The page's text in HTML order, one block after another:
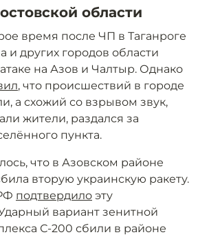
области
время после ЧП в Таганроге
и других городов области
на Азов и Чалтыр. Однако
, что происшествий в городе
а схожий со взрывом звук,
жители, раздался за
пункта.
что в Азовском районе
вторую украинскую ракету.
подтвердило эту
вариант зенитной
С-200 сбили в районе